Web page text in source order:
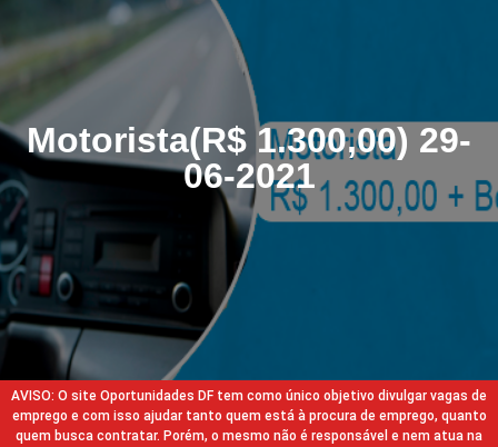
Motorista(R$ 1.300,00) 29-
06-2021
AVISO: O site Oportunidades DF tem como único objetivo divulgar vagas de
emprego e com isso ajudar tanto quem está à procura de emprego, quanto
quem busca contratar. Porém, o mesmo não é responsável e nem atua na